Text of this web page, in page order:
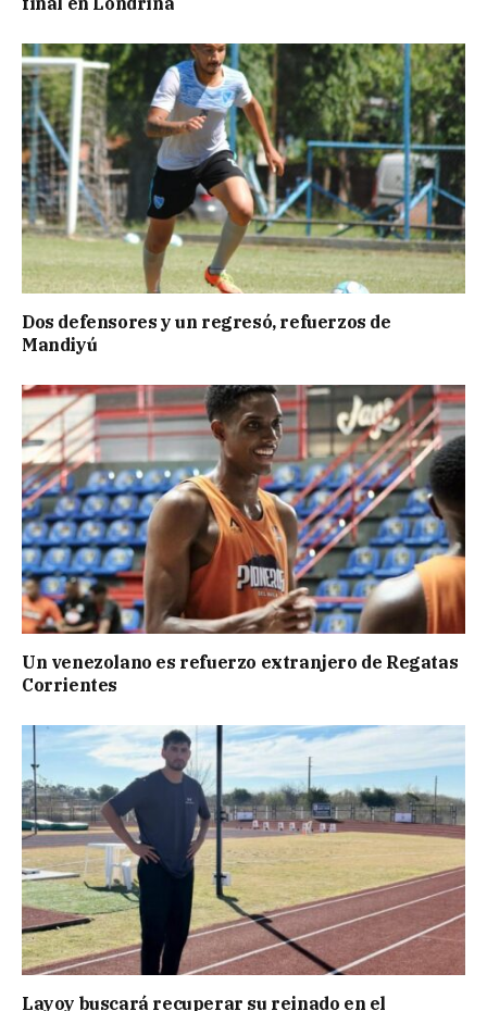
Dos defensores y un regresó, refuerzos de
Mandiyú
Un venezolano es refuerzo extranjero de Regatas
Corrientes
Layoy buscará recuperar su reinado en el